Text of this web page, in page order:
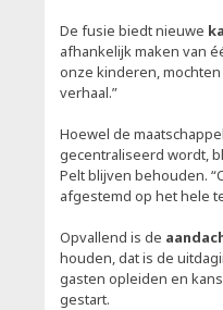
De fusie biedt nieuwe
afhankelijk maken van
onze kinderen,
verhaal.”
Hoewel de
gecentraliseerd wordt,
Pelt blijven behouden.
afgestemd op het hele
Opvallend is de
houden, dat is de
gasten opleiden en
gestart.